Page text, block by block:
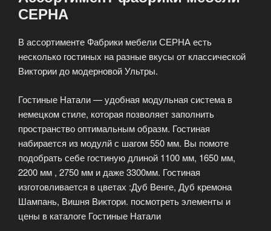
СЕРНА
В ассортименте Фабрики мебели СЕРНА есть
несколько гостиных на разные вкусы от классической
Виктории до модерновой Ультры.
Гостиные Натали — удобная модульная система в
немецком стиле, которая позволяет заполнить
пространство оптимальным образм. Гостиная
набирается из модулй с шагом 550 мм. Вы помоте
подобрать себе гостиную длиной 1100 мм, 1650 мм,
2200 мм , 2750 мм и даже 3300мм. Гостиная
изготовливается в цветах :Дуб Венге, Дуб кремона
Шампань, Вишня Виктори. посмотреть элементы и
цены в каталоге Гостиные Натали